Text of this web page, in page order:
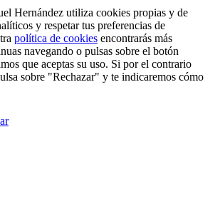
Hernández utiliza cookies propias y de
y respetar tus preferencias de
política de cookies encontrarás más
navegando o pulsas sobre el botón
que aceptas su uso. Si por el contrario
sobre "Rechazar" y te indicaremos cómo